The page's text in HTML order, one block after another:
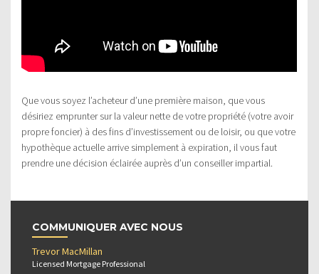
Que vous soyez l’acheteur d’une première maison, que vous
désiriez emprunter sur la valeur nette de votre propriété (votre avoir
propre foncier) à des fins d’investissement ou de loisir, ou que votre
hypothèque actuelle arrive simplement à expiration, il vous faut
prendre une décision éclairée auprès d’un conseiller impartial.
COMMUNIQUER AVEC NOUS
Trevor MacMillan
Licensed Mortgage Professional